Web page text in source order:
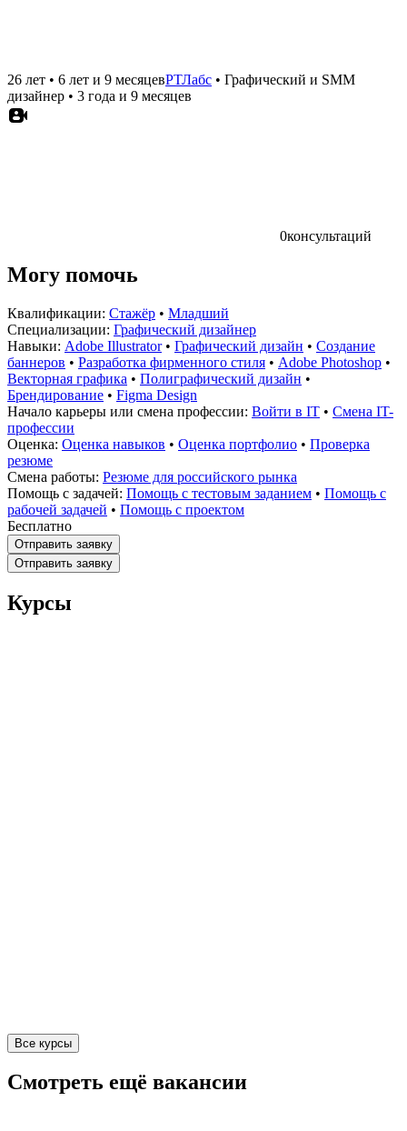
26 лет • 6 лет и 9 месяцевРТЛабс • Графический и SMM
дизайнер • 3 года и 9 месяцев
0консультаций
Могу помочь
Квалификации: Стажёр • Младший
Специализации: Графический дизайнер
Навыки: Adobe Illustrator• Графический дизайн • Создание
баннеров • Разработка фирменного стиля • Adobe Photoshop •
Векторная графика • Полиграфический дизайн •
Брендирование • Figma Design
Начало карьеры или смена профессии: Войти в IT • Смена IT-
профессии
Оценка: Оценка навыков • Оценка портфолио • Проверка
резюме
Смена работы: Резюме для российского рынка
Помощь с задачей: Помощь с тестовым заданием • Помощь с
рабочей задачей • Помощь с проектом
Бесплатно
Отправить заявку
Отправить заявку
Курсы
Все курсы
Смотреть ещё вакансии